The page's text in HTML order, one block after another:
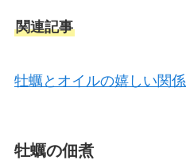
関連記事
牡蠣とオイルの嬉しい関係
牡蠣の佃煮